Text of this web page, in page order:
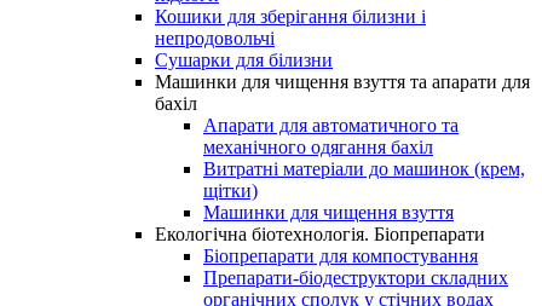
Кошики для зберігання білизни і
непродовольчі
Сушарки для білизни
Машинки для чищення взуття та апарати для
бахіл
Апарати для автоматичного та
механічного одягання бахіл
Витратні матеріали до машинок (крем,
щітки)
Машинки для чищення взуття
Екологічна біотехнологія. Біопрепарати
Біопрепарати для компостування
Препарати-біодеструктори складних
органічних сполук у стічних водах